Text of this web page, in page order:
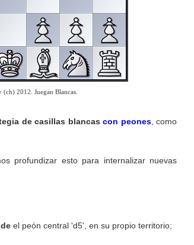
2012. Juegan Blancas.
de casillas blancascon peones, como
profundizar esto para internalizar nuevas
el peón central 'd5', en su propio territorio;